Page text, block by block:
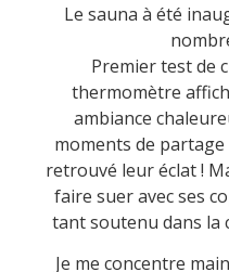
Le sauna à été
Premier test de
thermomètre
ambiance
moments de
retrouvé leur éclat !
faire suer avec ses
tant soutenu dans la
Je me concentre